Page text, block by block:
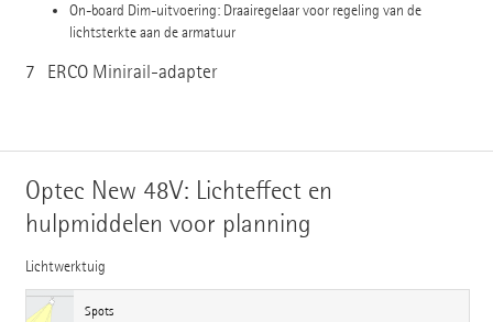
On-board Dim-uitvoering: Draairegelaar voor regeling van de
lichtsterkte aan de armatuur
7 ERCO Minirail-adapter
Optec New 48V: Lichteffect en
hulpmiddelen voor planning
Lichtwerktuig
Spots